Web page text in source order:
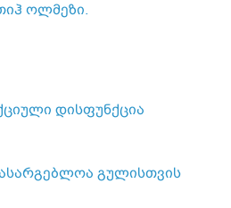
ოლმეზი.
დისფუნქცია
გულისთვის